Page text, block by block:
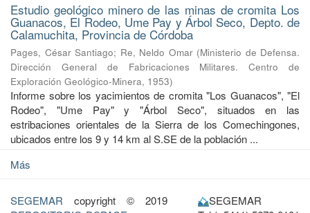
Estudio geológico minero de las minas de cromita Los
Guanacos, El Rodeo, Ume Pay y Árbol Seco, Depto. de
Calamuchita, Provincia de Córdoba
Pages, César Santiago; Re, Neldo Omar (Ministerio de Defensa.
Dirección General de Fabricaciones Militares. Centro de
Exploración Geológico-Minera, 1953)
Informe sobre los yacimientos de cromita "Los Guanacos", "El
Rodeo", "Ume Pay" y "Árbol Seco", situados en las
estribaciones orientales de la Sierra de los Comechingones,
ubicados entre los 9 y 14 km al S.SE de la población ...
Más
SEGEMAR copyright © 2019
SEGEMAR